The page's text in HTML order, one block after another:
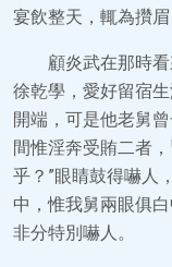
宴飲整天，輒為攢眉
顧炎武在那時
徐乾學，愛好留宿
開端，可是他老舅
間惟淫奔受賄二者
乎？”眼睛鼓得嚇人
中，惟我舅兩眼俱
非分特別嚇人。